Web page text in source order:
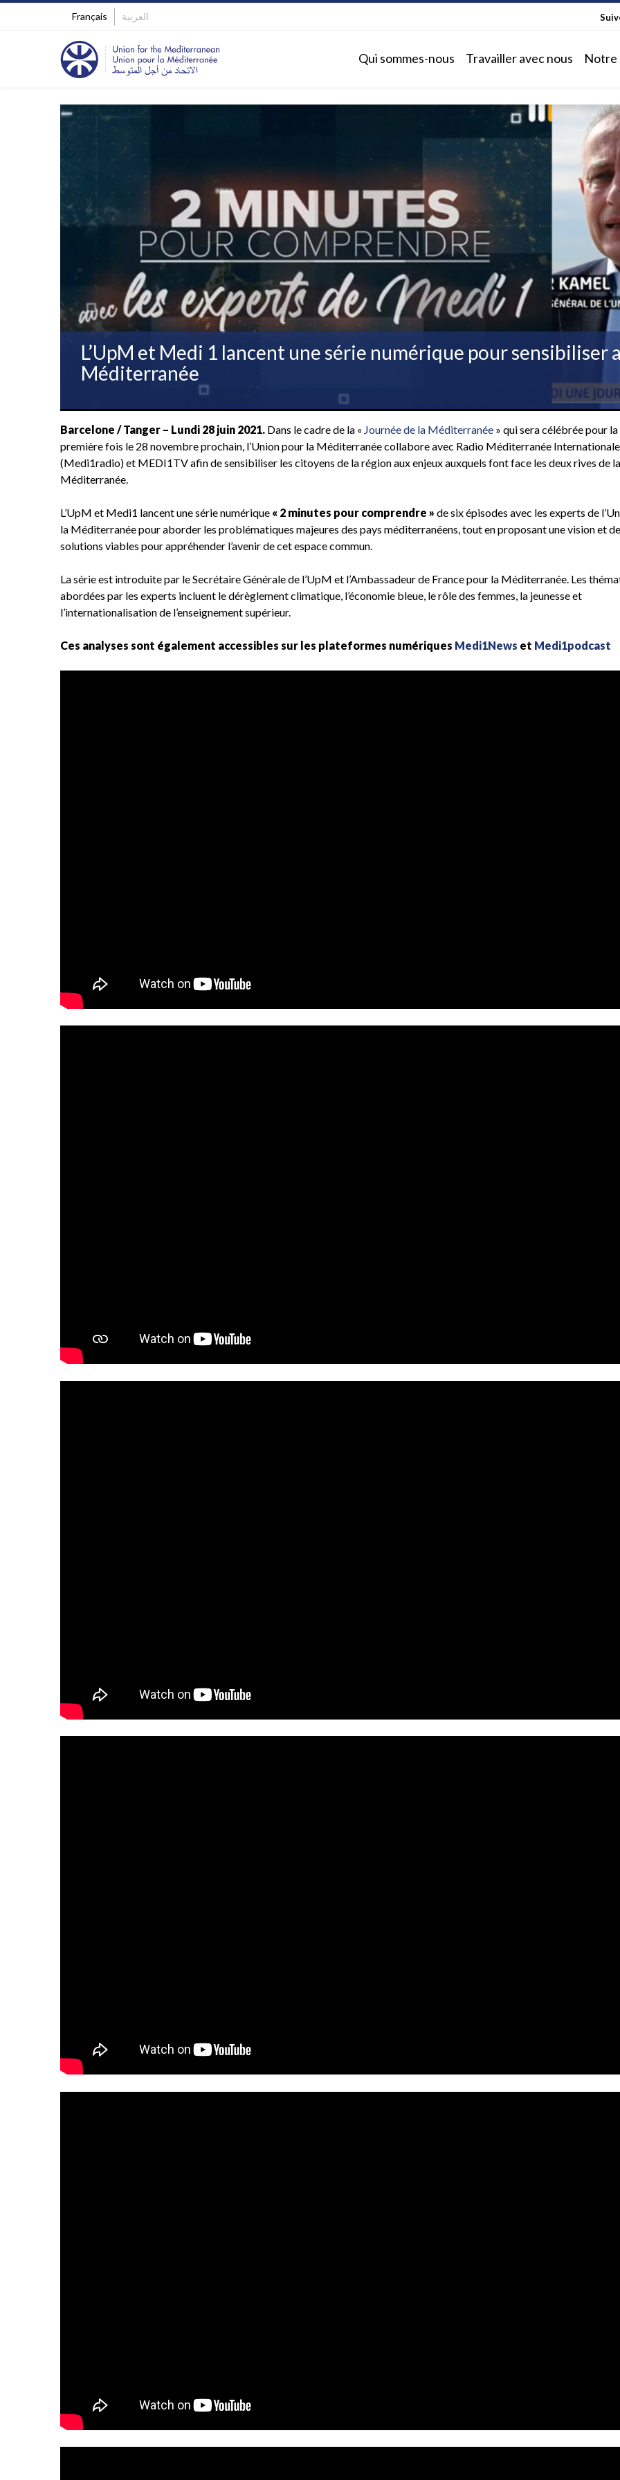
Français العربية
Qui sommes-nous Travailler avec nous Notre
L’UpM et Medi 1 lancent une série numérique pour sensibiliser
Méditerranée
Barcelone / Tanger – Lundi 28 juin 2021. Dans le cadre de la « Journée de la Méditerranée » qui sera célébrée pour la
première fois le 28 novembre prochain, l’Union pour la Méditerranée collabore avec Radio Méditerranée Internationale
(Medi1radio) et MEDI1TV afin de sensibiliser les citoyens de la région aux enjeux auxquels font face les deux rives de la
Méditerranée.
L’UpM et Medi1 lancent une série numérique « 2 minutes pour comprendre » de six épisodes avec les experts de
la Méditerranée pour aborder les problématiques majeures des pays méditerranéens, tout en proposant une vision et
solutions viables pour appréhender l’avenir de cet espace commun.
La série est introduite par le Secrétaire Générale de l’UpM et l’Ambassadeur de France pour la Méditerranée. Les
abordées par les experts incluent le dérèglement climatique, l’économie bleue, le rôle des femmes, la jeunesse et
l’internationalisation de l’enseignement supérieur.
Ces analyses sont également accessibles sur les plateformes numériques Medi1News et Medi1podcast